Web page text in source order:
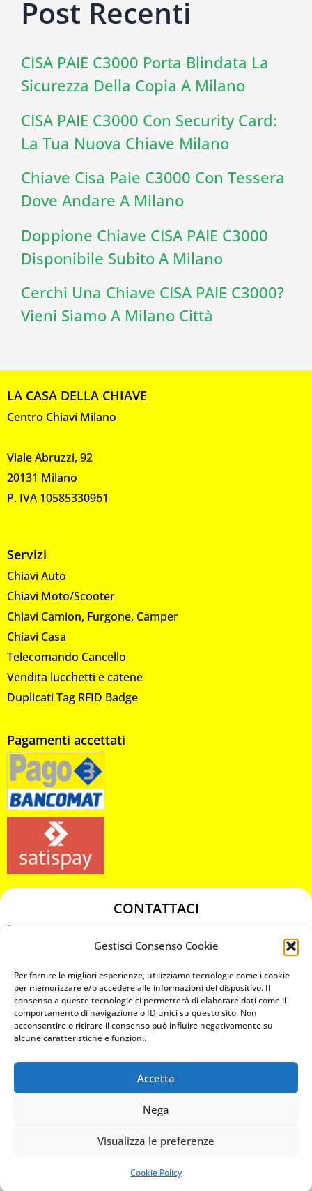
Gestisci Consenso Cookie
Per fornire le migliori esperienze, utilizziamo tecnologie come i cookie
per memorizzare e/o accedere alle informazioni del dispositivo. Il
consenso a queste tecnologie ci permetterà di elaborare dati come il
comportamento di navigazione o ID unici su questo sito. Non
acconsentire o ritirare il consenso può influire negativamente su
alcune caratteristiche e funzioni.
Accetta
Nega
Visualizza le preferenze
Cookie Policy
Post Recenti
CISA PAIE C3000 Porta Blindata La
Sicurezza Della Copia A Milano
CISA PAIE C3000 Con Security Card:
La Tua Nuova Chiave Milano
Chiave Cisa Paie C3000 Con Tessera
Dove Andare A Milano
Doppione Chiave CISA PAIE C3000
Disponibile Subito A Milano
Cerchi Una Chiave CISA PAIE C3000?
Vieni Siamo A Milano Città
LA CASA DELLA CHIAVE
Centro Chiavi Milano
Viale Abruzzi, 92
20131 Milano
P. IVA 10585330961
Servizi
Chiavi Auto
Chiavi Moto/Scooter
Chiavi Camion, Furgone, Camper
Chiavi Casa
Telecomando Cancello
Vendita lucchetti e catene
Duplicati Tag RFID Badge
Pagamenti accettati
CONTATTACI
chiavicodificate@gmail.com
Privacy Policy
Cookie Policy
MAPS
CHIAMA ORA
PREVENTIVO IMMEDIATO